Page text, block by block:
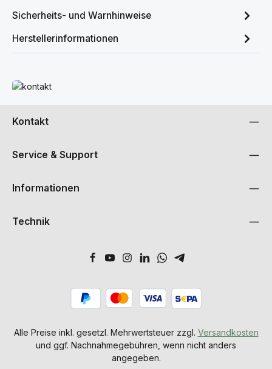
Sicherheits- und Warnhinweise
Herstellerinformationen
Mehr erfahren
Kontakt
Service & Support
Informationen
Technik
Alle Preise inkl. gesetzl. Mehrwertsteuer zzgl. Versandkosten
und ggf. Nachnahmegebühren, wenn nicht anders
angegeben.